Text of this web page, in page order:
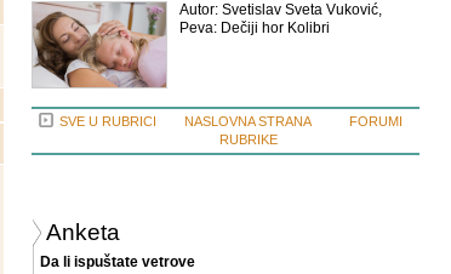
Autor: Svetislav Sveta Vuković,
Peva: Dečiji hor Kolibri
SVE U RUBRICI
NASLOVNA STRANA
RUBRIKE
FORUMI
Anketa
Da li ispuštate vetrove